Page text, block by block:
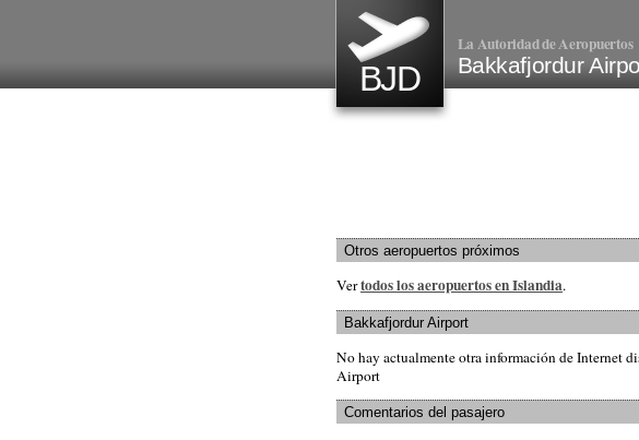
BJD
La Autoridad de Aeropuertos
Bakkafjordur
Otros aeropuertos próximos
Vertodos los aeropuertos en Islandia.
Bakkafjordur Airport
No hay actualmente otra información de Internet
Airport
Comentarios del pasajero